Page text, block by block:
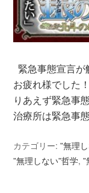
緊急事態宣言
お疲れ様でした
りあえず緊急事
治療所は緊急事
カテゴリー:”無理
”無理しない”哲学,